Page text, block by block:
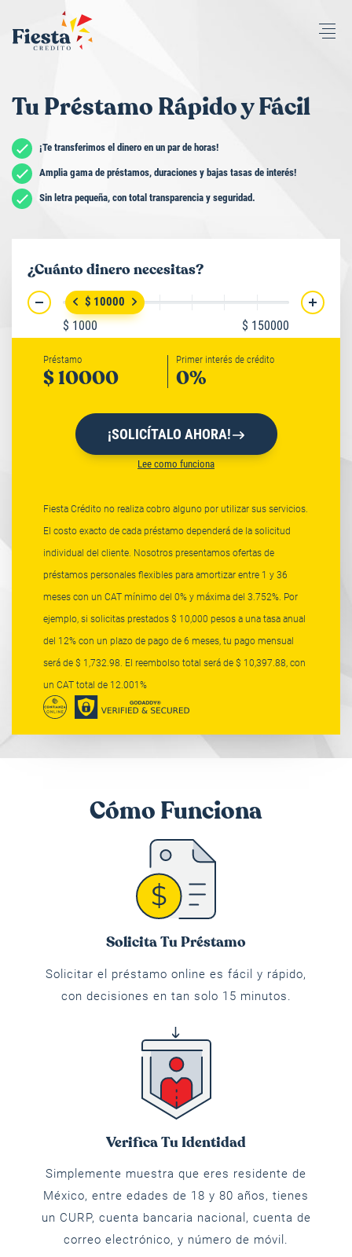
Tu Préstamo Rápido y Fácil
¡Te transferimos el dinero en un par de horas!
Amplia gama de préstamos, duraciones y bajas tasas de interés!
Sin letra pequeña, con total transparencia y seguridad.
¿Cuánto dinero necesitas?
$ 10000
$ 1000 $ 150000
Préstamo
$ 10000
Primer interés de crédito
0%
¡SOLICÍTALO AHORA!
Lee como funciona
Fiesta Crédito no realiza cobro alguno por utilizar sus servicios.
El costo exacto de cada préstamo dependerá de la solicitud
individual del cliente. Nosotros presentamos ofertas de
préstamos personales flexibles para amortizar entre 1 y 36
meses con un CAT mínimo del 0% y máxima del 3.752%. Por
ejemplo, si solicitas prestados $ 10,000 pesos a una tasa anual
del 12% con un plazo de pago de 6 meses, tu pago mensual
será de $ 1,732.98. El reembolso total será de $ 10,397.88, con
un CAT total de 12.001%
Cómo Funciona
Solicita Tu Préstamo
Solicitar el préstamo online es fácil y rápido,
con decisiones en tan solo 15 minutos.
Verifica Tu Identidad
Simplemente muestra que eres residente de
México, entre edades de 18 y 80 años, tienes
un CURP, cuenta bancaria nacional, cuenta de
correo electrónico, y número de móvil.